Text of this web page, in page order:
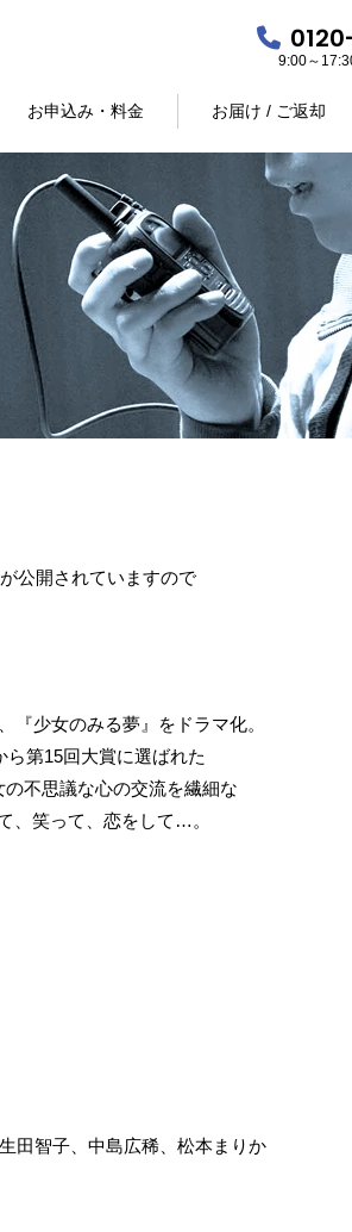
9:00～
お申込み・料金 お届け / ご返却
公開されていますので
『少女のみる夢』をドラマ化。
第15回大賞に選ばれた
不思議な心の交流を繊細な
、笑って、恋をして…。
田智子、中島広稀、松本まりか